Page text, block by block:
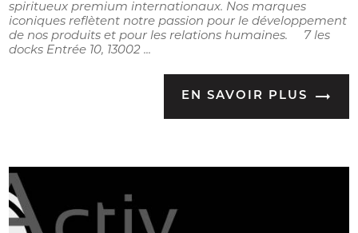
spiritueux premium internationaux. Nos marques
iconiques reflètent notre passion pour le développement
de nos produits et pour les relations humaines. 7 les
docks Entrée 10, 13002 ...
EN SAVOIR PLUS